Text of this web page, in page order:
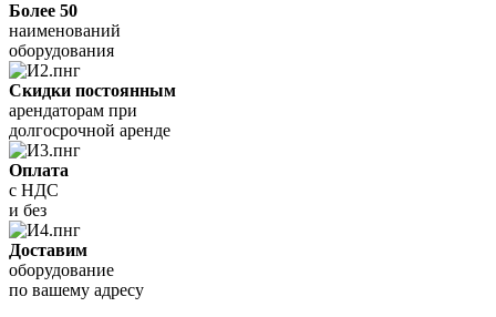
Более 50
наименований
оборудования
Скидки постоянным
арендаторам при
долгосрочной аренде
Оплата
с НДС
и без
Доставим
оборудование
по вашему адресу